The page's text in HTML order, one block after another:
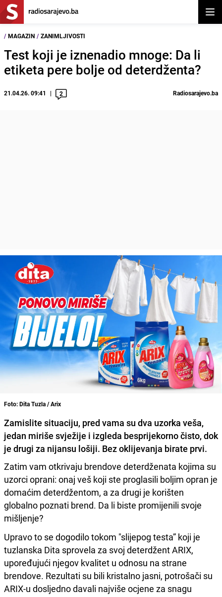
/ MAGAZIN / ZANIMLJIVOSTI
Test koji je iznenadio mnoge: Da li
etiketa pere bolje od deterdženta?
21.04.26. 09:41 2 Radiosarajevo.ba
Foto: Dita Tuzla / Arix
Zamislite situaciju, pred vama su dva uzorka veša,
jedan miriše svježije i izgleda besprijekorno čisto, dok
je drugi za nijansu lošiji. Bez oklijevanja birate prvi.
Zatim vam otkrivaju brendove deterdženata kojima su
uzorci oprani: onaj veš koji ste proglasili boljim opran je
domaćim deterdžentom, a za drugi je korišten
globalno poznati brend. Da li biste promijenili svoje
mišljenje?
Upravo to se dogodilo tokom "slijepog testa” koji je
tuzlanska Dita sprovela za svoj deterdžent ARIX,
upoređujući njegov kvalitet u odnosu na strane
brendove. Rezultati su bili kristalno jasni, potrošači su
ARIX-u dosljedno davali najviše ocjene za snagu